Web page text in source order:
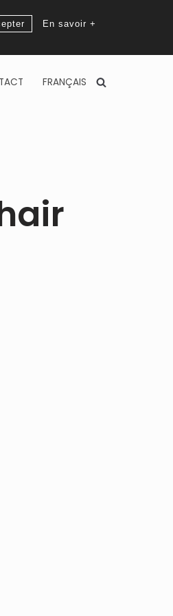
En savoir +
FRANÇAIS